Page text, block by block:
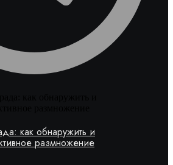
как обнаружить и
размножение